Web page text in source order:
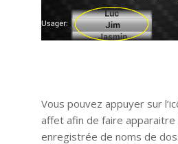
Vous pouvez appuyer sur
affet afin de faire
enregistrée de noms de